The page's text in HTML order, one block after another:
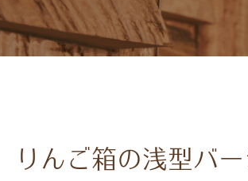
りんご箱の浅型バ